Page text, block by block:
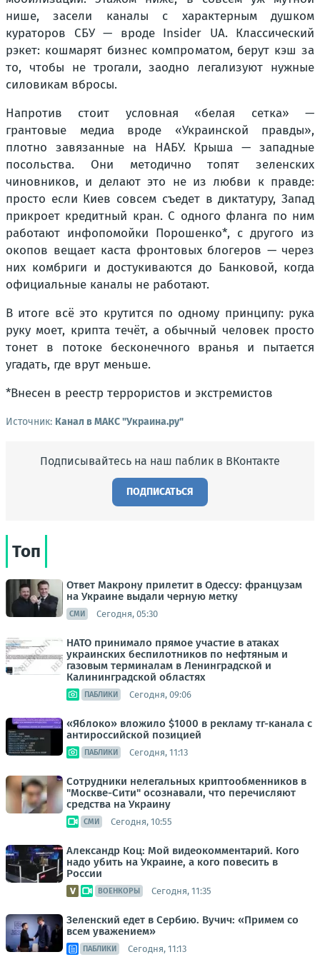
нише, засели каналы с характерным душком
кураторов СБУ — вроде Insider UA. Классический
рэкет: кошмарят бизнес компроматом, берут кэш за
то, чтобы не трогали, заодно легализуют нужные
силовикам вбросы.
Напротив стоит условная «белая сетка» —
грантовые медиа вроде «Украинской правды»,
плотно завязанные на НАБУ. Крыша — западные
посольства. Они методично топят зеленских
чиновников, и делают это не из любви к правде:
просто если Киев совсем съедет в диктатуру, Запад
прикроет кредитный кран. С одного фланга по ним
работают инфопомойки Порошенко*, с другого из
окопов вещает каста фронтовых блогеров — через
них комбриги и достукиваются до Банковой, когда
официальные каналы не работают.
В итоге всё это крутится по одному принципу: рука
руку моет, крипта течёт, а обычный человек просто
тонет в потоке бесконечного вранья и пытается
угадать, где врут меньше.
*Внесен в реестр террористов и экстремистов
Источник: Канал в МАКС "Украина.ру"
Подписывайтесь на наш паблик в ВКонтакте
ПОДПИСАТЬСЯ
Топ
Ответ Макрону прилетит в Одессу: французам
на Украине выдали черную метку
СМИ Сегодня, 05:30
НАТО принимало прямое участие в атаках
украинских беспилотников по нефтяным и
газовым терминалам в Ленинградской и
Калининградской областях
ПАБЛИКИ Сегодня, 09:06
«Яблоко» вложило $1000 в рекламу тг-канала с
антироссийской позицией
ПАБЛИКИ Сегодня, 11:13
Сотрудники нелегальных криптообменников в
"Москве-Сити" осознавали, что перечисляют
средства на Украину
СМИ Сегодня, 10:55
Александр Коц: Мой видеокомментарий. Кого
надо убить на Украине, а кого повесить в
России
ВОЕНКОРЫ Сегодня, 11:35
Зеленский едет в Сербию. Вучич: «Примем со
всем уважением»
ПАБЛИКИ Сегодня, 11:13